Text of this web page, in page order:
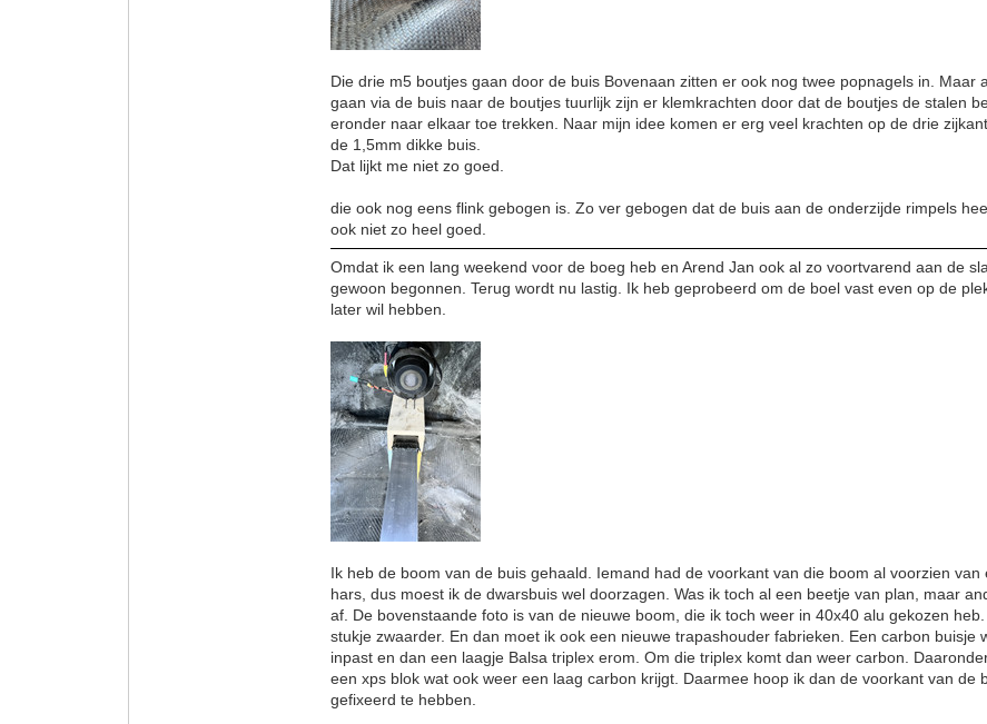
Die drie m5 boutjes gaan door de buis Bovenaan zitten er ook nog twee popnagels in. Maar
gaan via de buis naar de boutjes tuurlijk zijn er klemkrachten door dat de boutjes de stalen
eronder naar elkaar toe trekken. Naar mijn idee komen er erg veel krachten op de drie
de 1,5mm dikke buis.
Dat lijkt me niet zo goed.
die ook nog eens flink gebogen is. Zo ver gebogen dat de buis aan de onderzijde rimpels
ook niet zo heel goed.
Omdat ik een lang weekend voor de boeg heb en Arend Jan ook al zo voortvarend aan de
gewoon begonnen. Terug wordt nu lastig. Ik heb geprobeerd om de boel vast even op de
later wil hebben.
Ik heb de boom van de buis gehaald. Iemand had de voorkant van die boom al voorzien van
hars, dus moest ik de dwarsbuis wel doorzagen. Was ik toch al een beetje van plan, maar
af. De bovenstaande foto is van de nieuwe boom, die ik toch weer in 40x40 alu gekozen
stukje zwaarder. En dan moet ik ook een nieuwe trapashouder fabrieken. Een carbon buisje
inpast en dan een laagje Balsa triplex erom. Om die triplex komt dan weer carbon.
een xps blok wat ook weer een laag carbon krijgt. Daarmee hoop ik dan de voorkant van de
gefixeerd te hebben.